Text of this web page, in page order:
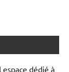
dédié à